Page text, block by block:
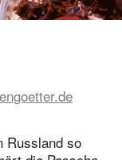
Russland so